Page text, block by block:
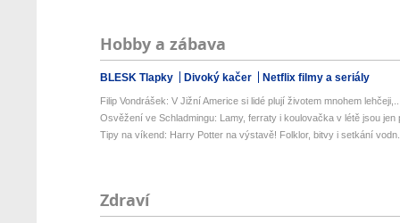
Hobby a zábava
BLESK Tlapky Divoký kačer Netflix filmy a seriály
Filip Vondrášek: V Jižní Americe si lidé plují životem mnohem
Osvěžení ve Schladmingu: Lamy, ferraty i koulovačka v létě jsou jen
Tipy na víkend: Harry Potter na výstavě! Folklor, bitvy i setkání
Zdraví